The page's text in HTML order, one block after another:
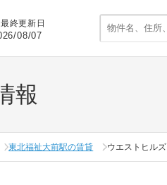
最終更新日
08/07
報
東北福祉大前駅の賃貸 ウエストヒルズ